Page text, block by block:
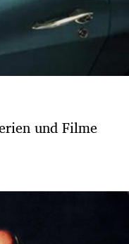
und Filme